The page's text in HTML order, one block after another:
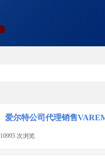
爱尔特公司代理销售
10995 次浏览